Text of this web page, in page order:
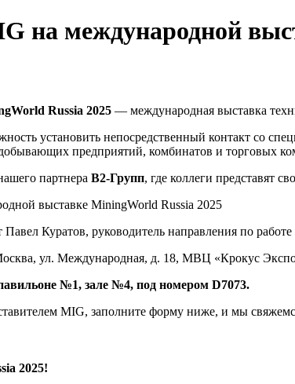
на международной
Russia 2025 — международная выставка
установить непосредственный контакт со
предприятий, комбинатов и торговых
партнера В2-Групп, где коллеги представят
Павел Куратов, руководитель направления по
ул. Международная, д. 18, МВЦ «Крокус
№1, зале №4, под номером D7073.
MIG, заполните форму ниже, и мы
2025!